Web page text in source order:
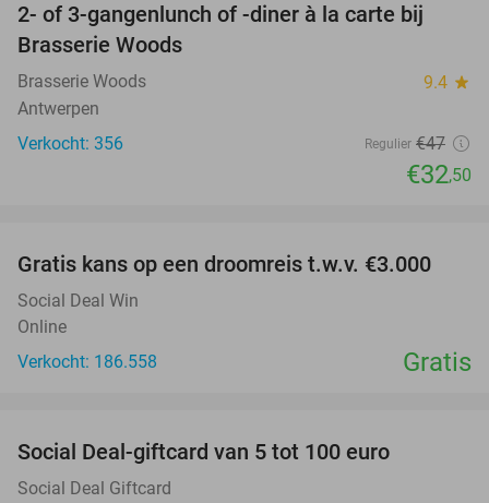
31%
2- of 3-gangenlunch of -diner à la carte bij
Brasserie Woods
Brasserie Woods 9.4 star
Antwerpen
Verkocht: 356
Regulier €47
€32,50
Gratis kans op een droomreis t.w.v. €3.000
Social Deal Win
Online
Verkocht: 186.558
Gratis
Social Deal-giftcard van 5 tot 100 euro
Social Deal Giftcard